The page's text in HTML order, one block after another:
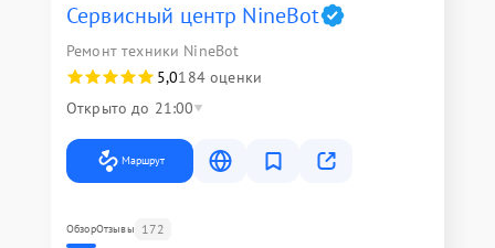
Сервисный центр NineBot
Ремонт техники NineBot
5,0184 оценки
Открыто до 21:00
Маршрут
ОбзорОтзывы 172